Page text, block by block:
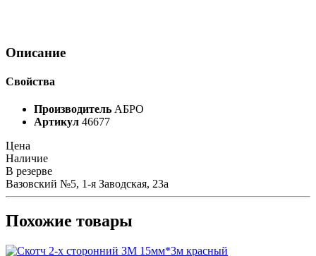
Описание
Свойства
Производитель АБРО
Артикул 46677
Цена
Наличие
В резерве
Вазовский №5, 1-я Заводская, 23а
Похожие товары